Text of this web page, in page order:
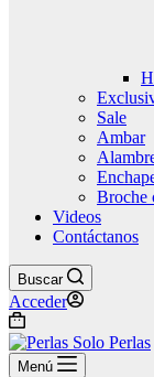
Sale
Ambar
Broche
Videos
Contáctanos
Buscar
Acceder
Carro
de
compra
Menú